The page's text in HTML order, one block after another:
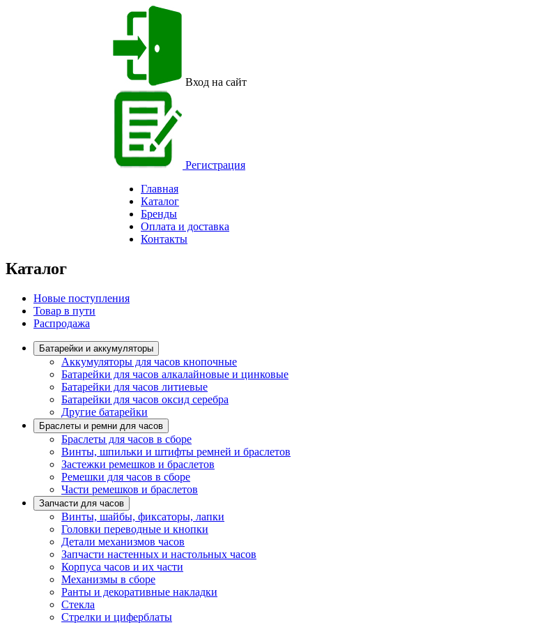
Вход на сайт
Регистрация
Главная
Каталог
Бренды
Оплата и доставка
Контакты
Каталог
Новые поступления
Товар в пути
Распродажа
Батарейки и аккумуляторы
Аккумуляторы для часов кнопочные
Батарейки для часов алкалайновые и цинковые
Батарейки для часов литиевые
Батарейки для часов оксид серебра
Другие батарейки
Браслеты и ремни для часов
Браслеты для часов в сборе
Винты, шпильки и штифты ремней и браслетов
Застежки ремешков и браслетов
Ремешки для часов в сборе
Части ремешков и браслетов
Запчасти для часов
Винты, шайбы, фиксаторы, лапки
Головки переводные и кнопки
Детали механизмов часов
Запчасти настенных и настольных часов
Корпуса часов и их части
Механизмы в сборе
Ранты и декоративные накладки
Стекла
Стрелки и циферблаты